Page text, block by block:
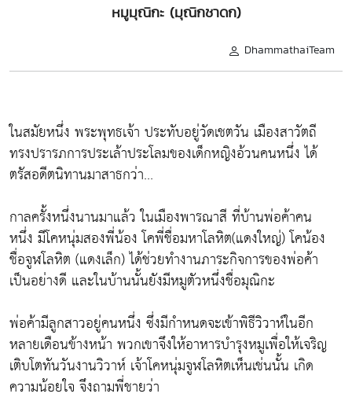
หมูมุณิกะ (มุณิกชาดก)
DhammathaiTeam
ในสมัยหนึ่ง พระพุทธเจ้า ประทับอยู่วัดเชตวัน เมืองสาวัตถี
ทรงปรารภการประเล้าประโลมของเด็กหญิงอ้วนคนหนึ่ง ได้
ตรัสอดีตนิทานมาสาธกว่า...
กาลครั้งหนึ่งนานมาแล้ว ในเมืองพารณาสี ที่บ้านพ่อค้าคน
หนึ่ง มีโคหนุ่มสองพี่น้อง โคพี่ชื่อมหาโลหิต(แดงใหญ่) โคน้อง
ชื่อจูฬโลหิต (แดงเล็ก) ได้ช่วยทำงานภาระกิจการของพ่อค้า
เป็นอย่างดี และในบ้านนั้นยังมีหมูตัวหนึ่งชื่อมุณิกะ
พ่อค้ามีลูกสาวอยู่คนหนึ่ง ซึ่งมีกำหนดจะเข้าพิธีวิวาห์ในอีก
หลายเดือนข้างหน้า พวกเขาจึงให้อาหารบำรุงหมูเพื่อให้เจริญ
เติบโตทันวันงานวิวาห์ เจ้าโคหนุ่มจูฬโลหิตเห็นเช่นนั้น เกิด
ความน้อยใจ จึงถามพี่ชายว่า